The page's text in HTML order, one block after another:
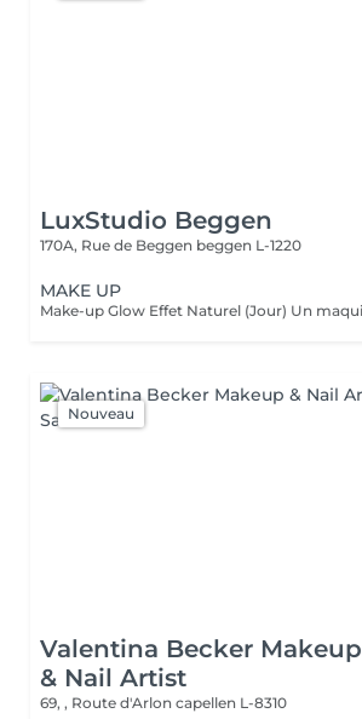
LuxStudio Beggen
170A, Rue de Beggen beggen L-1220
MAKE UP
Nouveau
Valentina Becker Makeup
& Nail Artist
69, , Route d'Arlon capellen L-8310